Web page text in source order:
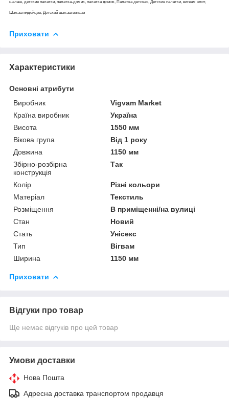
шалаш, детские палатки, палатка-домик, палатка домик, Палатка детская, Детские палатки, вигвам элит,
Шалаш индейцев, Детский шалаш вигвам
Приховати
Характеристики
Основні атрибути
Виробник
Vigvam Market
Країна виробник
Україна
Висота
1550 мм
Вікова група
Від 1 року
Довжина
1150 мм
Збірно-розбірна
конструкція
Так
Колір
Різні кольори
Матеріал
Текстиль
Розміщення
В приміщенні/на вулиці
Стан
Новий
Стать
Унісекс
Тип
Вігвам
Ширина
1150 мм
Приховати
Відгуки про товар
Ще немає відгуків про цей товар
Умови доставки
Нова Пошта
Адресна доставка транспортом продавця